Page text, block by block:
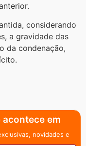
considerando
a gravidade das
da condenação,
em
novidades e